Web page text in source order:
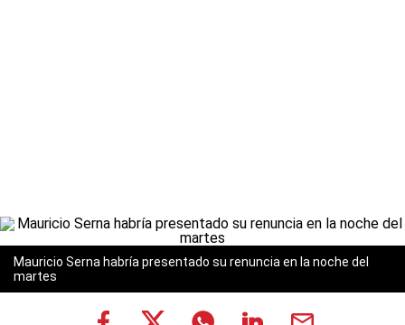
Mauricio Serna habría presentado su renuncia en la noche del
martes